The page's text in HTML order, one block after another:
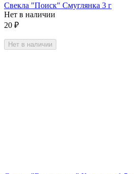
Свекла "Поиск" Смуглянка 3 г
Нет в наличии
20 ₽
Нет в наличии